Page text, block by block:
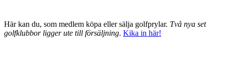
Här kan du, som medlem köpa eller sälja golfprylar. Två nya set
golfklubbor ligger ute till försäljning. Kika in här!